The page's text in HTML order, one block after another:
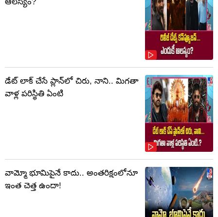
ఆలస్యం?
డేట్‌ లాక్ చేసే ప్లాన్‌లో చిరు, నాని.. మిగతా
వాళ్ల పరిస్థితి ఏంటి
వామ్మో భూమిపైనే కాదు.. అంతరిక్షంలోనూ
ఇంత చెత్త ఉందా!